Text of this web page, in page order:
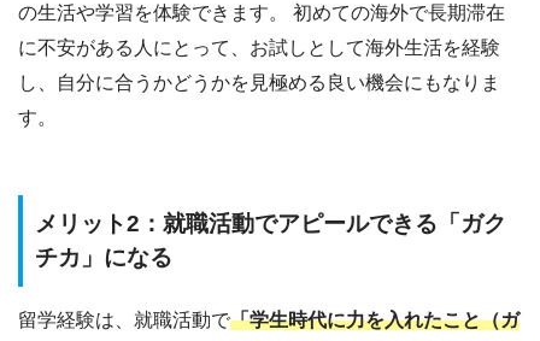
の生活や学習を体験できます。 初めての海外で長期滞在
に不安がある人にとって、お試しとして海外生活を経験
し、自分に合うかどうかを見極める良い機会にもなりま
す。
メリット2：就職活動でアピールできる「ガク
チカ」になる
留学経験は、就職活動で「学生時代に力を入れたこと（ガ